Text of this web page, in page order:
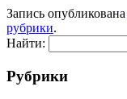
Запись опубликована
рубрики.
Найти:
Рубрики